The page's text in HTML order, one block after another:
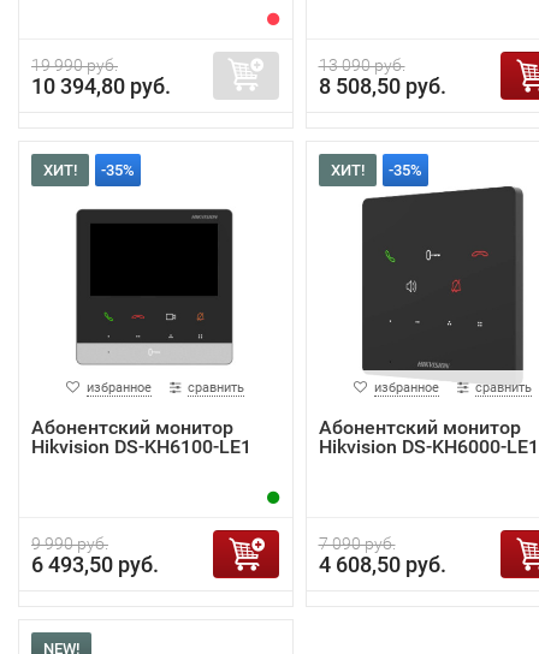
19 990 руб.
10 394,80 руб.
13 090 руб.
8 508,50 руб.
ХИТ! -35%
избранное сравнить
Абонентский монитор
Hikvision DS-KH6100-LE1
9 990 руб.
6 493,50 руб.
ХИТ! -35%
избранное сравнить
Абонентский монитор
Hikvision DS-KH6000-LE1
7 090 руб.
4 608,50 руб.
NEW!